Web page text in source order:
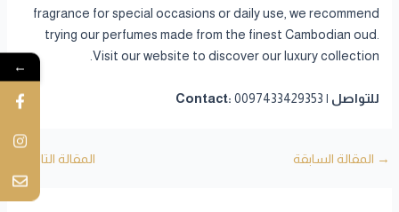
fragrance for special occasions or daily use, we recommend
trying our perfumes made from the finest Cambodian oud.
Visit our website to discover our luxury collection.
للتواصل | Contact: 0097433429353
→ المقالة السابقة المقالة التالية
←